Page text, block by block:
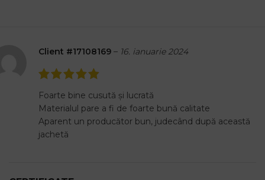
Client #17108169 – 16. ianuarie 2024
Foarte bine cusută și lucrată
Materialul pare a fi de foarte bună calitate
Aparent un producător bun, judecând după această
jachetă